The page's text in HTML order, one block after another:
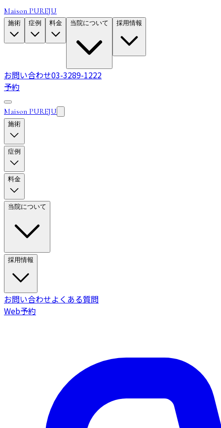
Maison PUREJU
施術 症例 料金 当院について 採用情報
お問い合わせ03-3289-1222
予約
Maison PUREJU
施術
症例
料金
当院について
採用情報
お問い合わせよくある質問
Web予約